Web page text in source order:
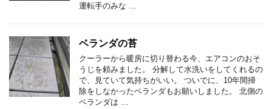
運転手のみな …
ベランダの苔
クーラーから暖房に切り替わる今、エアコンのおそ
うじを頼みました。 分解して水洗いをしてくれるの
で、見ていて気持ちがいい。 ついでに、10年間掃
除をしなかったベランダもお願いしました。 北側の
ベランダは …